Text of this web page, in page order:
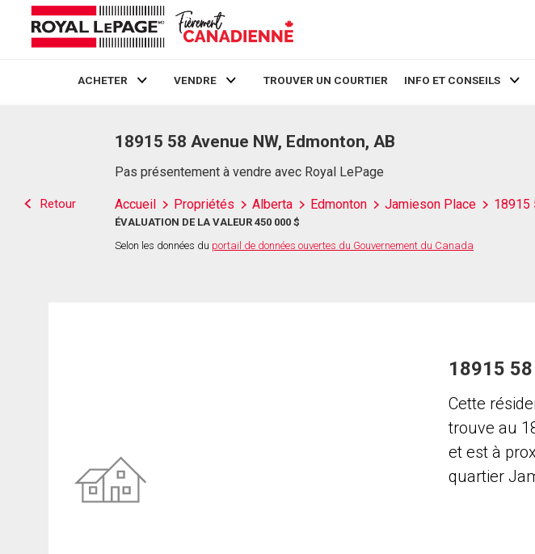
ACHETER VENDRE TROUVER UN COURTIER INFO ET CONSEILS
Retour
18915 58 Avenue NW, Edmonton, AB
Pas présentement à vendre avec Royal LePage
Accueil Propriétés Alberta Edmonton Jamieson Place 18915
ÉVALUATION DE LA VALEUR 450 000 $
Selon les données du portail de données ouvertes du Gouvernement du Canada
18915
Cette
trouve au
et est à
quartier